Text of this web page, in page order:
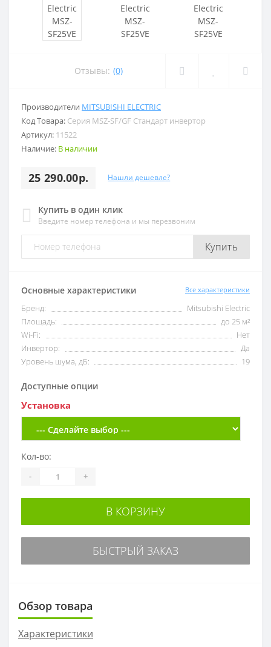
Отзывы: (0)
Производители MITSUBISHI ELECTRIC
Код Товара: Серия MSZ-SF/GF Стандарт инвертор
Артикул: 11522
Наличие: В наличии
25 290.00р. Нашли дешевле?
Купить в один клик
Введите номер телефона и мы перезвоним
Купить
Основные характеристики Все характеристики
Бренд:
Mitsubishi Electric
Площадь:
до 25 м²
Wi-Fi:
Нет
Инвертор:
Да
Уровень шума, дБ:
19
Доступные опции
Установка
Кол-во:
- +
В КОРЗИНУ
БЫСТРЫЙ ЗАКАЗ
Обзор товара
Характеристики